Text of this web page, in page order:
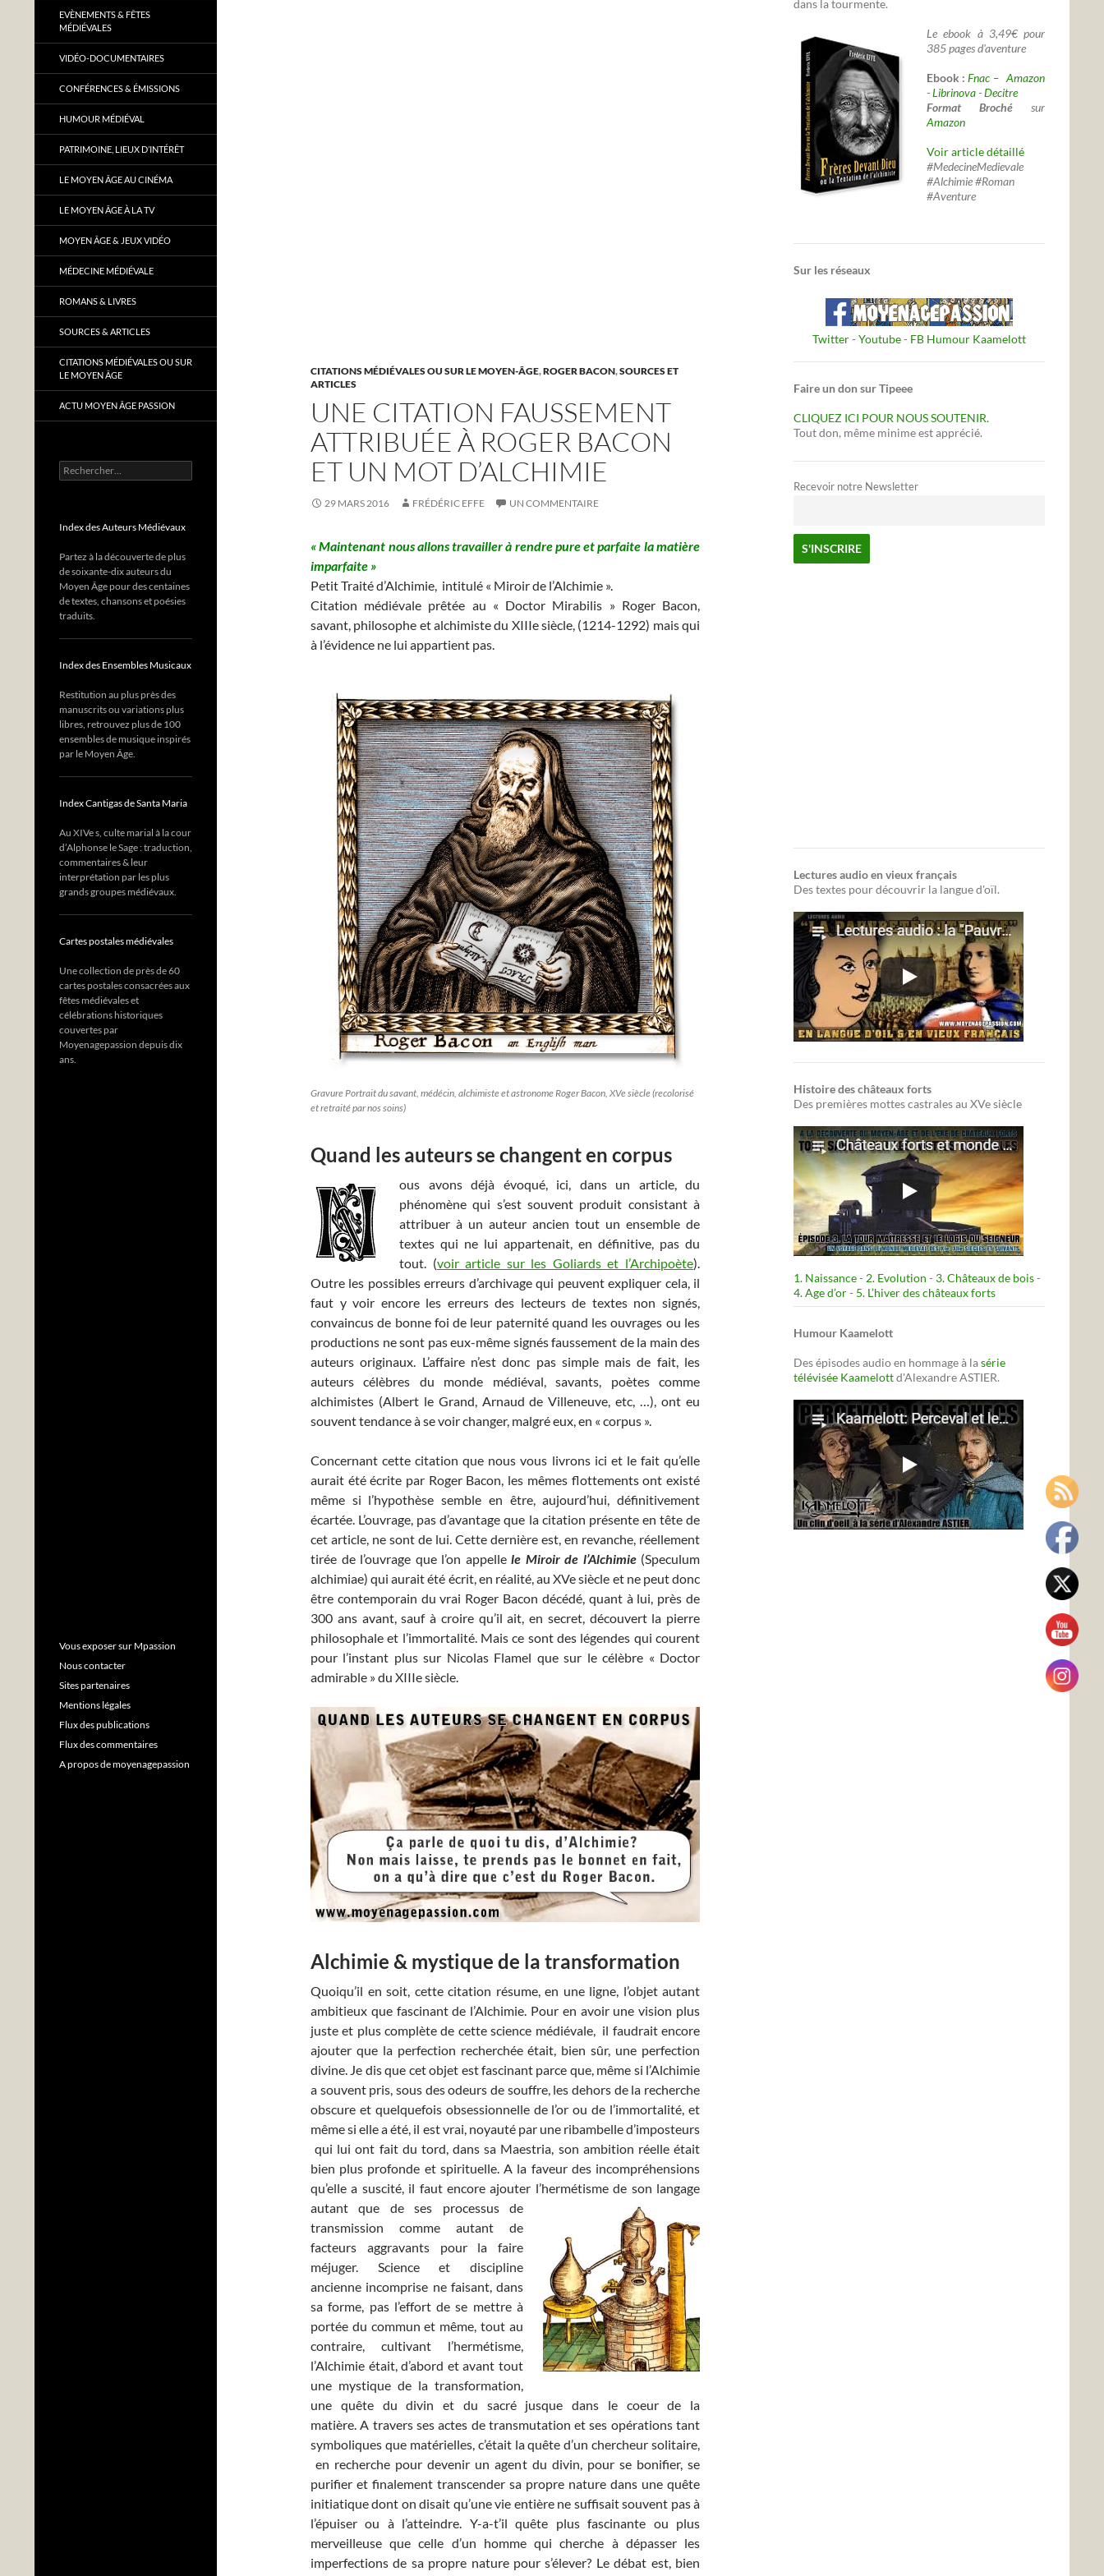
CITATIONS MÉDIÉVALES OU SUR LE MOYEN-ÂGE,ROGER BACON,SOURCES ET
ARTICLES
UNE CITATION FAUSSEMENT
ATTRIBUÉE À ROGER BACON
ET UN MOT D’ALCHIMIE
29 MARS 2016 FRÉDÉRIC EFFE UN COMMENTAIRE
« Maintenant nous allons travailler à rendre pure et parfaite la matière
imparfaite »
Petit Traité d’Alchimie, intitulé « Miroir de l’Alchimie ».
Citation médiévale prêtée au « Doctor Mirabilis » Roger Bacon,
savant, philosophe et alchimiste du XIIIe siècle, (1214-1292) mais qui
à l’évidence ne lui appartient pas.
Gravure Portrait du savant, médécin, alchimiste et astronome Roger Bacon, XVe siècle (recolorisé
et retraité par nos soins)
Quand les auteurs se changent en corpus
ous avons déjà évoqué, ici, dans un article, du
phénomène qui s’est souvent produit consistant à
attribuer à un auteur ancien tout un ensemble de
textes qui ne lui appartenait, en définitive, pas du
tout. (voir article sur les Goliards et l’Archipoète).
Outre les possibles erreurs d’archivage qui peuvent expliquer cela, il
faut y voir encore les erreurs des lecteurs de textes non signés,
convaincus de bonne foi de leur paternité quand les ouvrages ou les
productions ne sont pas eux-même signés faussement de la main des
auteurs originaux. L’affaire n’est donc pas simple mais de fait, les
auteurs célèbres du monde médiéval, savants, poètes comme
alchimistes (Albert le Grand, Arnaud de Villeneuve, etc, …), ont eu
souvent tendance à se voir changer, malgré eux, en « corpus ».
Concernant cette citation que nous vous livrons ici et le fait qu’elle
aurait été écrite par Roger Bacon, les mêmes flottements ont existé
même si l’hypothèse semble en être, aujourd’hui, définitivement
écartée. L’ouvrage, pas d’avantage que la citation présente en tête de
cet article, ne sont de lui. Cette dernière est, en revanche, réellement
tirée de l’ouvrage que l’on appelle le Miroir de l’Alchimie(Speculum
alchimiae) qui aurait été écrit, en réalité, au XVe siècle et ne peut donc
être contemporain du vrai Roger Bacon décédé, quant à lui, près de
300 ans avant, sauf à croire qu’il ait, en secret, découvert la pierre
philosophale et l’immortalité. Mais ce sont des légendes qui courent
pour l’instant plus sur Nicolas Flamel que sur le célèbre « Doctor
admirable » du XIIIe siècle.
Alchimie & mystique de la transformation
Quoiqu’il en soit, cette citation résume, en une ligne, l’objet autant
ambitieux que fascinant de l’Alchimie. Pour en avoir une vision plus
juste et plus complète de cette science médiévale, il faudrait encore
ajouter que la perfection recherchée était, bien sûr, une perfection
divine. Je dis que cet objet est fascinant parce que, même si l’Alchimie
a souvent pris, sous des odeurs de souffre, les dehors de la recherche
obscure et quelquefois obsessionnelle de l’or ou de l’immortalité, et
même si elle a été, il est vrai, noyauté par une ribambelle d’imposteurs
qui lui ont fait du tord, dans sa Maestria, son ambition réelle était
bien plus profonde et spirituelle. A la faveur des incompréhensions
qu’elle a suscité, il faut encore ajouter l’hermétisme de son langage
autant que de ses processus de
transmission comme autant de
facteurs aggravants pour la faire
méjuger. Science et discipline
ancienne incomprise ne faisant, dans
sa forme, pas l’effort de se mettre à
portée du commun et même, tout au
contraire, cultivant l’hermétisme,
l’Alchimie était, d’abord et avant tout
une mystique de la transformation,
une quête du divin et du sacré jusque dans le coeur de la
matière. A travers ses actes de transmutation et ses opérations tant
symboliques que matérielles, c’était la quête d’un chercheur solitaire,
en recherche pour devenir un agent du divin, pour se bonifier, se
purifier et finalement transcender sa propre nature dans une quête
initiatique dont on disait qu’une vie entière ne suffisait souvent pas à
l’épuiser ou à l’atteindre. Y-a-t’il quête plus fascinante ou plus
merveilleuse que celle d’un homme qui cherche à dépasser les
imperfections de sa propre nature pour s’élever? Le débat est, bien
dans la tourmente.
Le ebook à 3,49€ pour
385 pages d'aventure
Ebook :Fnac – Amazon
-Librinova-Decitre
Format Broché sur
Amazon
Voir article détaillé
#MedecineMedievale
#Alchimie #Roman
#Aventure
Sur les réseaux
Twitter- Youtube- FB Humour Kaamelott
Faire un don sur Tipeee
CLIQUEZ ICI POUR NOUS SOUTENIR.
Tout don, même minime est apprécié.
Recevoir notre Newsletter
Lectures audio en vieux français
Des textes pour découvrir la langue d'oïl.
Histoire des châteaux forts
Des premières mottes castrales au XVe siècle
1. Naissance- 2. Evolution - 3. Châteaux de bois-
4. Age d’or- 5. L’hiver des châteaux forts
Humour Kaamelott
Des épisodes audio en hommage à lasérie
télévisée Kaamelottd'Alexandre ASTIER.
EVÈNEMENTS & FÊTES
MÉDIÉVALES
VIDÉO-DOCUMENTAIRES
CONFÉRENCES & ÉMISSIONS
HUMOUR MÉDIÉVAL
PATRIMOINE, LIEUX D’INTÉRÊT
LE MOYEN ÂGE AU CINÉMA
LE MOYEN ÂGE À LA TV
MOYEN ÂGE & JEUX VIDÉO
MÉDECINE MÉDIÉVALE
ROMANS & LIVRES
SOURCES & ARTICLES
CITATIONS MÉDIÉVALES OU SUR
LE MOYEN ÂGE
ACTU MOYEN ÂGE PASSION
Rechercher :
Index des Auteurs Médiévaux
Partez à la découverte de plus
de soixante-dix auteurs du
Moyen Âge pour des centaines
de textes, chansons et poésies
traduits.
Index des Ensembles Musicaux
Restitution au plus près des
manuscrits ou variations plus
libres, retrouvez plus de 100
ensembles de musique inspirés
par le Moyen Âge.
Index Cantigas de Santa Maria
Au XIVe s, culte marial à la cour
d’Alphonse le Sage : traduction,
commentaires & leur
interprétation par les plus
grands groupes médiévaux.
Cartes postales médiévales
Une collection de près de 60
cartes postales consacrées aux
fêtes médiévales et
célébrations historiques
couvertes par
Moyenagepassion depuis dix
ans.
Vous exposer sur Mpassion
Nous contacter
Sites partenaires
Mentions légales
Flux des publications
Flux des commentaires
A propos de moyenagepassion